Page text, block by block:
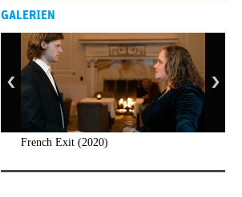
GALERIEN
French Exit (2020)